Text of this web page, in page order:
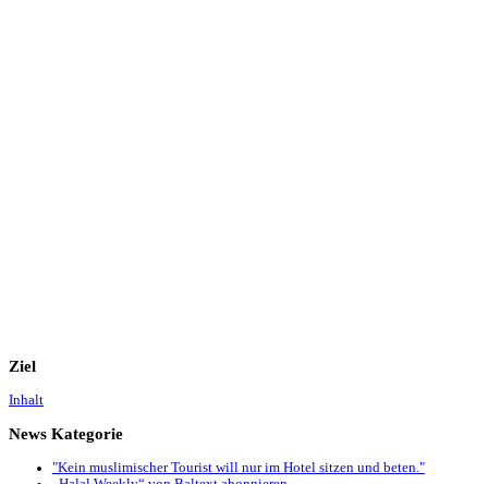
Ziel
Inhalt
News Kategorie
"Kein muslimischer Tourist will nur im Hotel sitzen und beten."